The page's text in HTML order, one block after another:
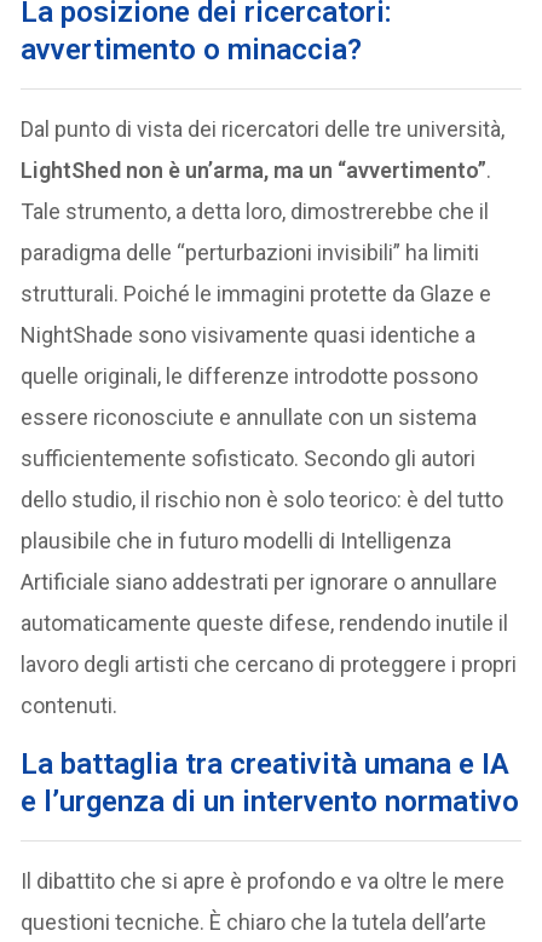
La posizione dei ricercatori:
avvertimento o minaccia?
Dal punto di vista dei ricercatori delle tre università,
LightShed non è un’arma, ma un “avvertimento”.
Tale strumento, a detta loro, dimostrerebbe che il
paradigma delle “perturbazioni invisibili” ha limiti
strutturali. Poiché le immagini protette da Glaze e
NightShade sono visivamente quasi identiche a
quelle originali, le differenze introdotte possono
essere riconosciute e annullate con un sistema
sufficientemente sofisticato. Secondo gli autori
dello studio, il rischio non è solo teorico: è del tutto
plausibile che in futuro modelli di Intelligenza
Artificiale siano addestrati per ignorare o annullare
automaticamente queste difese, rendendo inutile il
lavoro degli artisti che cercano di proteggere i propri
contenuti.
La battaglia tra creatività umana e IA
e l’urgenza di un intervento normativo
Il dibattito che si apre è profondo e va oltre le mere
questioni tecniche. È chiaro che la tutela dell’arte